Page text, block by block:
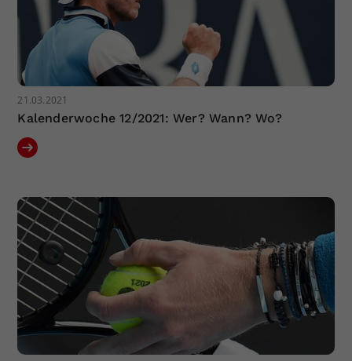
21.03.2021
Kalenderwoche 12/2021: Wer? Wann? Wo?